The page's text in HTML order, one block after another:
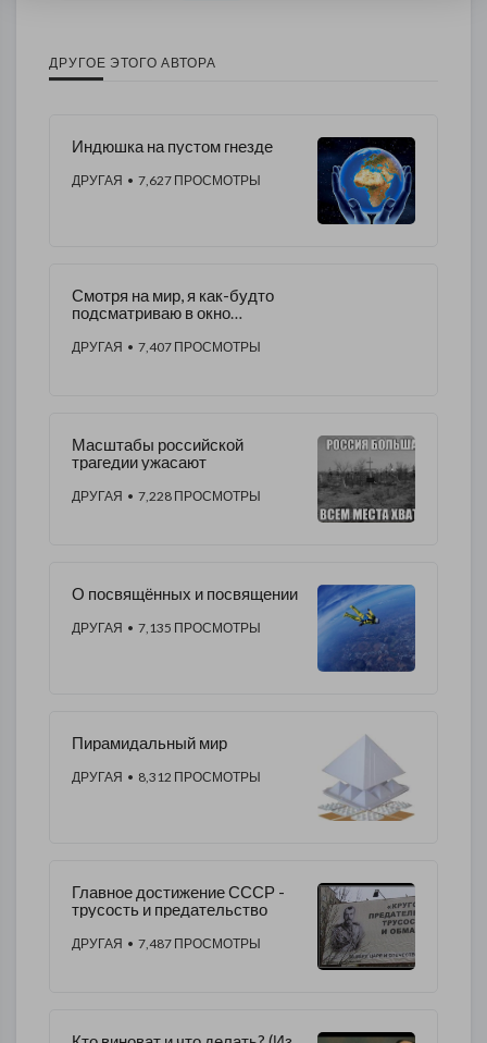
ДРУГОЕ ЭТОГО АВТОРА
​Индюшка на пустом гнезде
ДРУГАЯ • 7,627 ПРОСМОТРЫ
Смотря на мир, я как-будто
подсматриваю в окно
ДРУГАЯ • 7,407 ПРОСМОТРЫ
Масштабы российской
трагедии ужасают
ДРУГАЯ • 7,228 ПРОСМОТРЫ
​О посвящённых и посвящении
ДРУГАЯ • 7,135 ПРОСМОТРЫ
Пирамидальный мир
ДРУГАЯ • 8,312 ПРОСМОТРЫ
Главное достижение СССР -
трусость и предательство
ДРУГАЯ • 7,487 ПРОСМОТРЫ